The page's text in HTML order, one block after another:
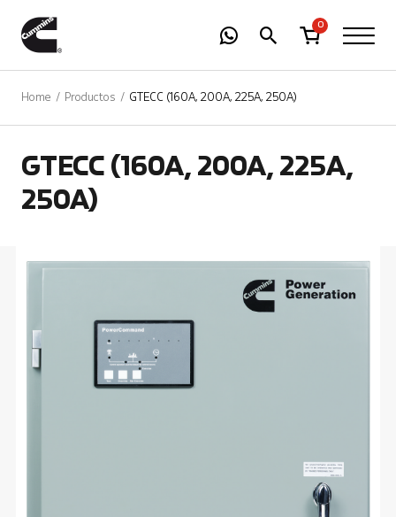
0
Home Productos GTECC (160A, 200A, 225A, 250A)
GTECC (160A, 200A, 225A,
250A)